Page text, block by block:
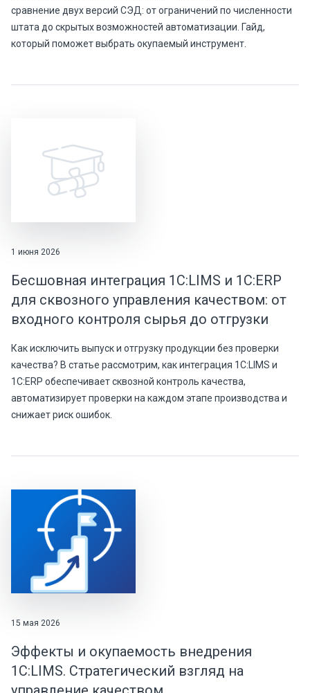
сравнение двух версий СЭД: от ограничений по численности
штата до скрытых возможностей автоматизации. Гайд,
который поможет выбрать окупаемый инструмент.
1 июня 2026
Бесшовная интеграция 1С:LIMS и 1С:ERP
для сквозного управления качеством: от
входного контроля сырья до отгрузки
Как исключить выпуск и отгрузку продукции без проверки
качества? В статье рассмотрим, как интеграция 1С:LIMS и
1С:ERP обеспечивает сквозной контроль качества,
автоматизирует проверки на каждом этапе производства и
снижает риск ошибок.
15 мая 2026
Эффекты и окупаемость внедрения
1С:LIMS. Стратегический взгляд на